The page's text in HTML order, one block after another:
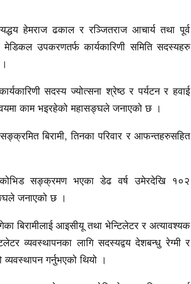
हेमराज ढकाल र रञ्जितराज आचार्य तथा पूर्व
उपकरणतर्फ कार्यकारिणी समिति सदस्यहरु
सदस्य ज्योत्सना श्रेष्ठ र पर्यटन र हवाई
काम भइरहेको महासङ्घले जनाएको छ ।
बिरामी, तिनका परिवार र आफन्तहरुसहित
कोभिड सङ्क्रमण भएका डेढ वर्ष उमेरदेखि १०२
जनाएको छ ।
बिरामीलाई आइसीयू तथा भेन्टिलेटर र अत्यावश्यक
व्यवस्थापनका लागि सदस्यद्वय देशबन्धु रेग्मी र
गर्नुभएको थियो ।